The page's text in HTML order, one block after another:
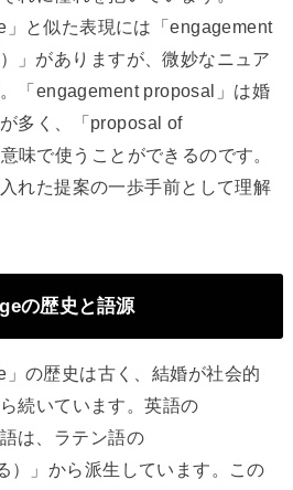
」と似た表現には「engagement
」がありますが、微妙なニュア
「engagement proposal」は婚
多く、「proposal of
味で使うことができるのです。
れた提案の一歩手前として理解
の歴史と語源
」の歴史は古く、結婚が社会的
続いています。英語の
は、ラテン語の
）」から派生しています。この